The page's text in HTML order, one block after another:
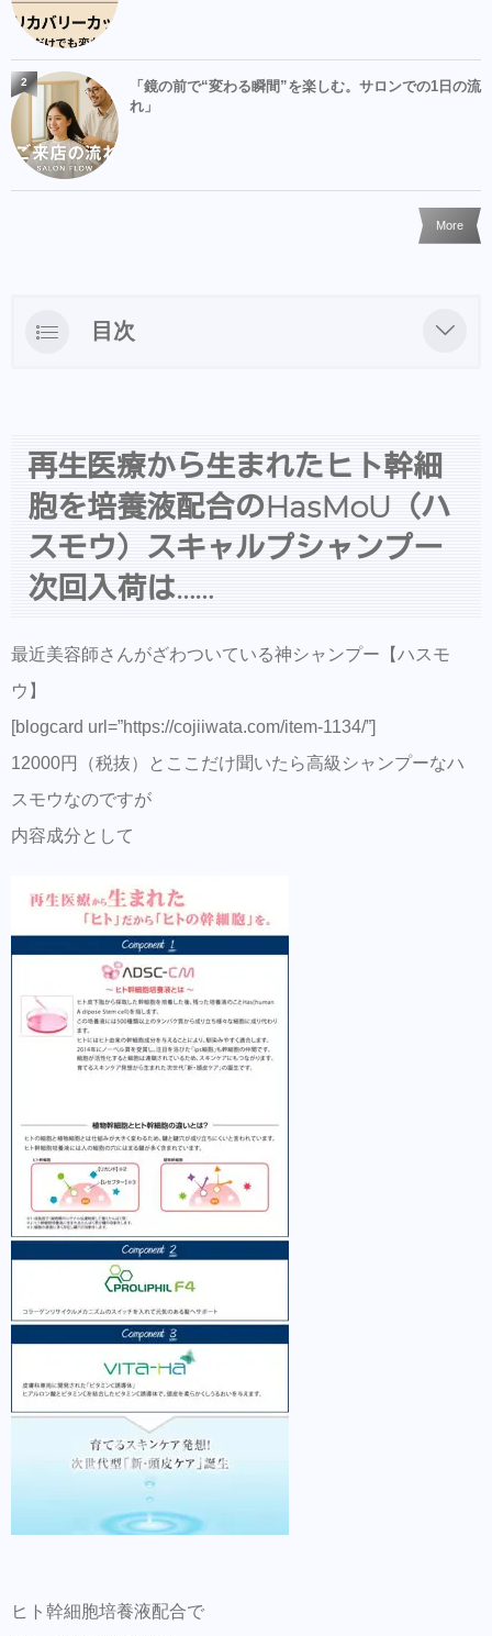
「鏡の前で“変わる瞬間”を楽しむ。サロンでの1日の流
れ」
2
More
目次
他の増毛施術と比べたら高くない
在庫切れにより次回入荷は木曜日になると思
います
LINEでのご質問、ネット予約、出勤状況は
各SNSアカウントはこちら
りました
スメ！
ン【Routine 】メンバー募集中
行動を起こすまでのプロセスを勉強したい
方にはこちらもオススメ< 新しい考えをつ
ぶやくオンラインサロン 【Next Stage】メ
ンバー募集中
再生医療から生まれたヒト幹細
胞を培養液配合のHasMoU（ハ
スモウ）スキャルプシャンプー
次回入荷は……
最近美容師さんがざわついている神シャンプー【ハスモ
ウ】
[blogcard url=”https://cojiiwata.com/item-1134/”]
12000円（税抜）とここだけ聞いたら高級シャンプーなハ
スモウなのですが
内容成分として
ヒト幹細胞培養液配合で